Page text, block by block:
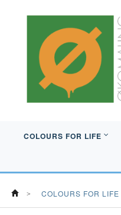
COLOURS FOR LIFE
COLOURS FOR LIFE